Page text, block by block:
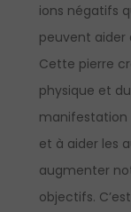
ions négatifs
peuvent aider
Cette pierre
physique et
manifestation
et à aider les
augmenter
objectifs.